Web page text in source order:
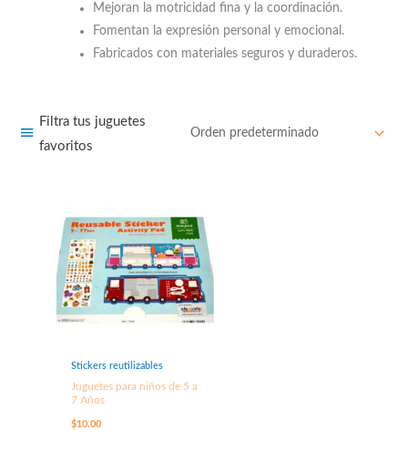
Mejoran la motricidad fina y la coordinación.
Fomentan la expresión personal y emocional.
Fabricados con materiales seguros y duraderos.
Filtra tus juguetes
favoritos
Stickers reutilizables
Juguetes para niños de 5 a
7 Años
$10.00